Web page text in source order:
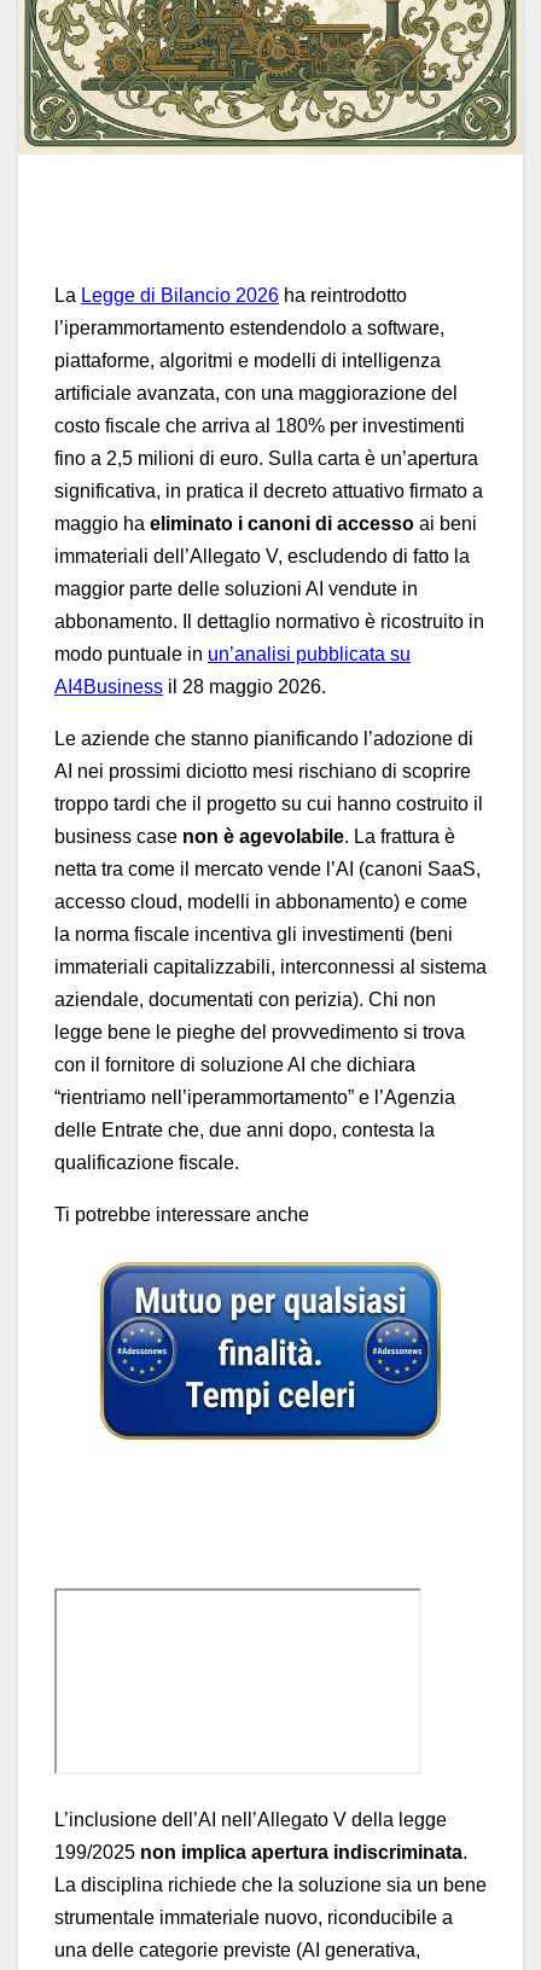
La Legge di Bilancio 2026 ha reintrodotto
l’iperammortamento estendendolo a software,
piattaforme, algoritmi e modelli di intelligenza
artificiale avanzata, con una maggiorazione del
costo fiscale che arriva al 180% per investimenti
fino a 2,5 milioni di euro. Sulla carta è un’apertura
significativa, in pratica il decreto attuativo firmato a
maggio ha eliminato i canoni di accesso ai beni
immateriali dell’Allegato V, escludendo di fatto la
maggior parte delle soluzioni AI vendute in
abbonamento. Il dettaglio normativo è ricostruito in
modo puntuale in un’analisi pubblicata su
AI4Business il 28 maggio 2026.
Le aziende che stanno pianificando l’adozione di
AI nei prossimi diciotto mesi rischiano di scoprire
troppo tardi che il progetto su cui hanno costruito il
business case non è agevolabile. La frattura è
netta tra come il mercato vende l’AI (canoni SaaS,
accesso cloud, modelli in abbonamento) e come
la norma fiscale incentiva gli investimenti (beni
immateriali capitalizzabili, interconnessi al sistema
aziendale, documentati con perizia). Chi non
legge bene le pieghe del provvedimento si trova
con il fornitore di soluzione AI che dichiara
“rientriamo nell’iperammortamento” e l’Agenzia
delle Entrate che, due anni dopo, contesta la
qualificazione fiscale.
Ti potrebbe interessare anche
L’inclusione dell’AI nell’Allegato V della legge
199/2025 non implica apertura indiscriminata.
La disciplina richiede che la soluzione sia un bene
strumentale immateriale nuovo, riconducibile a
una delle categorie previste (AI generativa,